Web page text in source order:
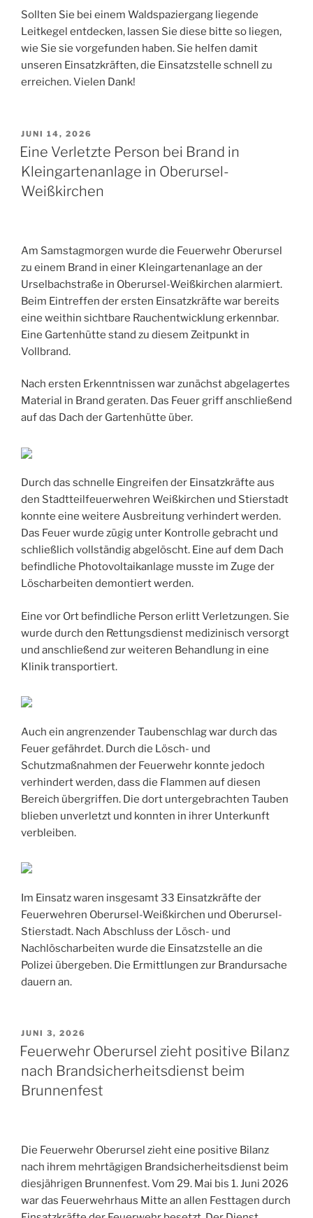
Sollten Sie bei einem Waldspaziergang liegende
Leitkegel entdecken, lassen Sie diese bitte so liegen,
wie Sie sie vorgefunden haben. Sie helfen damit
unseren Einsatzkräften, die Einsatzstelle schnell zu
erreichen. Vielen Dank!
VERÖFFENTLICHT
AM
JUNI 14, 2026
Eine Verletzte Person bei Brand in
Kleingartenanlage in Oberursel-
Weißkirchen
Am Samstagmorgen wurde die Feuerwehr Oberursel
zu einem Brand in einer Kleingartenanlage an der
Urselbachstraße in Oberursel-Weißkirchen alarmiert.
Beim Eintreffen der ersten Einsatzkräfte war bereits
eine weithin sichtbare Rauchentwicklung erkennbar.
Eine Gartenhütte stand zu diesem Zeitpunkt in
Vollbrand.
Nach ersten Erkenntnissen war zunächst abgelagertes
Material in Brand geraten. Das Feuer griff anschließend
auf das Dach der Gartenhütte über.
Durch das schnelle Eingreifen der Einsatzkräfte aus
den Stadtteilfeuerwehren Weißkirchen und Stierstadt
konnte eine weitere Ausbreitung verhindert werden.
Das Feuer wurde zügig unter Kontrolle gebracht und
schließlich vollständig abgelöscht. Eine auf dem Dach
befindliche Photovoltaikanlage musste im Zuge der
Löscharbeiten demontiert werden.
Eine vor Ort befindliche Person erlitt Verletzungen. Sie
wurde durch den Rettungsdienst medizinisch versorgt
und anschließend zur weiteren Behandlung in eine
Klinik transportiert.
Auch ein angrenzender Taubenschlag war durch das
Feuer gefährdet. Durch die Lösch- und
Schutzmaßnahmen der Feuerwehr konnte jedoch
verhindert werden, dass die Flammen auf diesen
Bereich übergriffen. Die dort untergebrachten Tauben
blieben unverletzt und konnten in ihrer Unterkunft
verbleiben.
Im Einsatz waren insgesamt 33 Einsatzkräfte der
Feuerwehren Oberursel-Weißkirchen und Oberursel-
Stierstadt. Nach Abschluss der Lösch- und
Nachlöscharbeiten wurde die Einsatzstelle an die
Polizei übergeben. Die Ermittlungen zur Brandursache
dauern an.
VERÖFFENTLICHT
AM
JUNI 3, 2026
Feuerwehr Oberursel zieht positive Bilanz
nach Brandsicherheitsdienst beim
Brunnenfest
Die Feuerwehr Oberursel zieht eine positive Bilanz
nach ihrem mehrtägigen Brandsicherheitsdienst beim
diesjährigen Brunnenfest. Vom 29. Mai bis 1. Juni 2026
war das Feuerwehrhaus Mitte an allen Festtagen durch